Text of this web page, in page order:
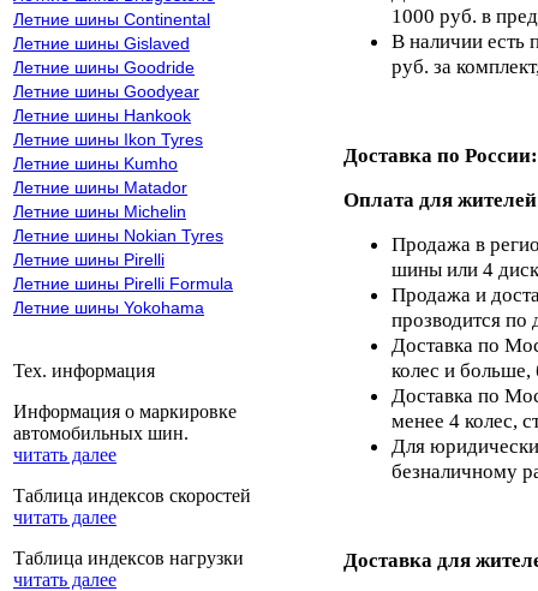
Летние шины Continental
Летние шины Gislaved
Летние шины Goodride
Летние шины Goodyear
Летние шины Hankook
Летние шины Ikon Tyres
Летние шины Kumho
Летние шины Matador
Летние шины Michelin
Летние шины Nokian Tyres
Летние шины Pirelli
Летние шины Pirelli Formula
Летние шины Yokohama
Тех. информация
Информация о маркировке
автомобильных шин.
читать далее
Таблица индексов скоростей
читать далее
Таблица индексов нагрузки
читать далее
1000 руб. в
В наличии есть
руб. за
Доставка по России:
Оплата для
Продажа в
шины или 4
Продажа и
прозводится по
Доставка по
колес и больше,
Доставка по
менее 4 колес,
Для
безналичному
Доставка для